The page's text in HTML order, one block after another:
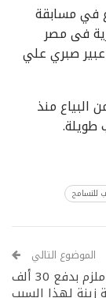
في مسابقة
فى مصر
عبير صبري علي
البياع منذ
طويلة.
للتسامح
الموضوع التالي
أحمد عز ملزم بدفع 30 ألف
زينة لهذا السبب